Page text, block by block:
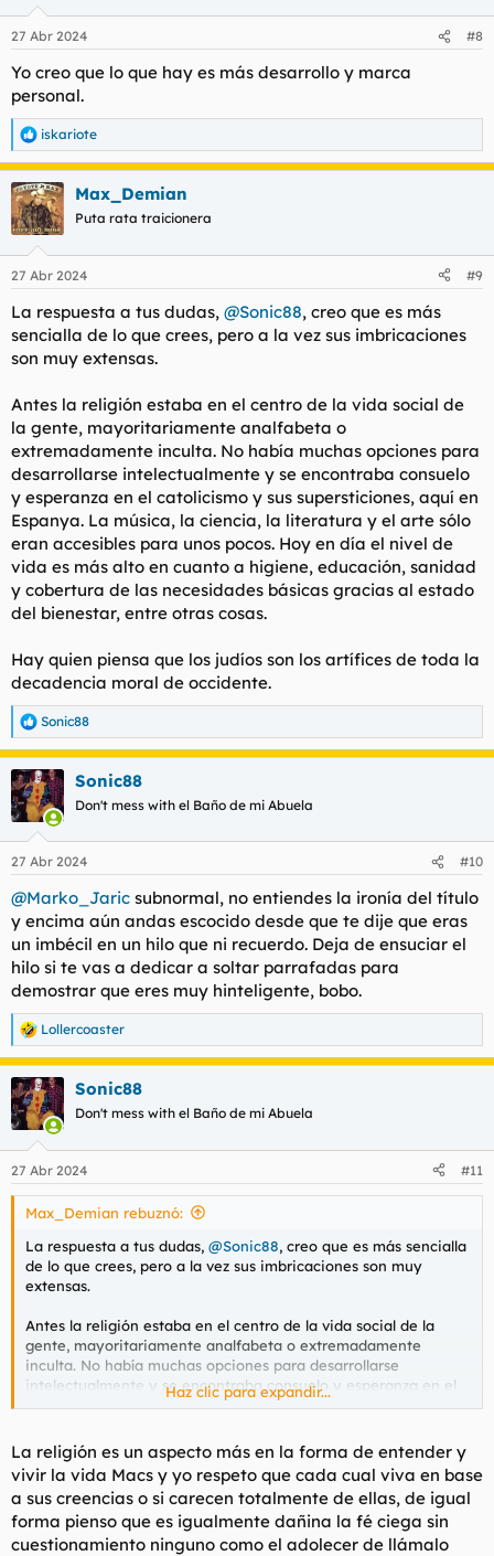
e
:
27 Abr 2024 #8
Yo creo que lo que hay es más desarrollo y marca
personal.
R
e
a
c
c
i
e
:
iskariote
Max_Demian
Puta rata traicionera
27 Abr 2024 #9
La respuesta a tus dudas, @Sonic88, creo que es más
sencialla de lo que crees, pero a la vez sus imbricaciones
son muy extensas.
Antes la religión estaba en el centro de la vida social de
la gente, mayoritariamente analfabeta o
extremadamente inculta. No había muchas opciones para
desarrollarse intelectualmente y se encontraba consuelo
y esperanza en el catolicismo y sus supersticiones, aquí en
Espanya. La música, la ciencia, la literatura y el arte sólo
eran accesibles para unos pocos. Hoy en día el nivel de
vida es más alto en cuanto a higiene, educación, sanidad
y cobertura de las necesidades básicas gracias al estado
del bienestar, entre otras cosas.
Hay quien piensa que los judíos son los artífices de toda la
decadencia moral de occidente.
R
e
a
c
c
i
e
:
Sonic88
Sonic88
Don't mess with el Baño de mi Abuela
27 Abr 2024 #10
@Marko_Jaric subnormal, no entiendes la ironía del título
y encima aún andas escocido desde que te dije que eras
un imbécil en un hilo que ni recuerdo. Deja de ensuciar el
hilo si te vas a dedicar a soltar parrafadas para
demostrar que eres muy hinteligente, bobo.
R
e
a
c
c
i
e
s
Lollercoaster
Sonic88
Don't mess with el Baño de mi Abuela
27 Abr 2024 #11
Max_Demian rebuznó:
La respuesta a tus dudas, @Sonic88, creo que es más sencialla
de lo que crees, pero a la vez sus imbricaciones son muy
extensas.
Antes la religión estaba en el centro de la vida social de la
gente, mayoritariamente analfabeta o extremadamente
inculta. No había muchas opciones para desarrollarse
intelectualmente y se encontraba consuelo y esperanza en el
catolicismo y sus supersticiones, aquí en Espanya. La música,
pocos. Hoy en día el nivel de vida es más alto en cuanto a
higiene, educación, sanidad y cobertura de las necesidades
básicas gracias al estado del bienestar, entre otras cosas.
Hay quien piensa que los judíos son los artífices de toda la
decadencia moral de occidente.
Haz clic para expandir...
La religión es un aspecto más en la forma de entender y
vivir la vida Macs y yo respeto que cada cual viva en base
a sus creencias o si carecen totalmente de ellas, de igual
forma pienso que es igualmente dañina la fé ciega sin
cuestionamiento ninguno como el adolecer de llámalo